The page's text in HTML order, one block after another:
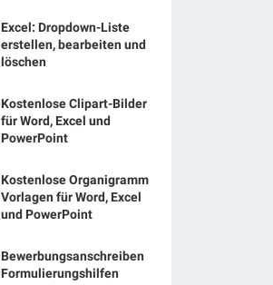
Excel: Dropdown-Liste
erstellen, bearbeiten und
löschen
Kostenlose Clipart-Bilder
für Word, Excel und
PowerPoint
Kostenlose Organigramm
Vorlagen für Word, Excel
und PowerPoint
Bewerbungsanschreiben
Formulierungshilfen